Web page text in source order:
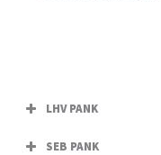
LHV PANK
SEB PANK